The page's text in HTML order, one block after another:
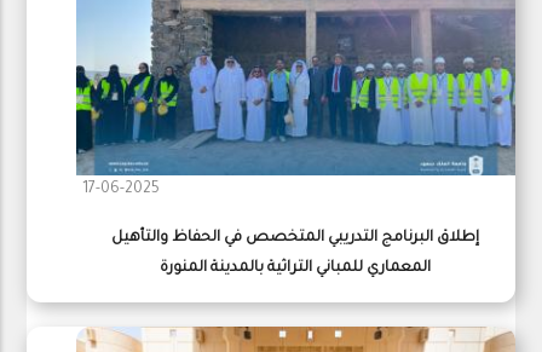
17-06-2025
إطلاق البرنامج التدريبي المتخصص في الحفاظ والتأهيل
المعماري للمباني التراثية بالمدينة المنورة